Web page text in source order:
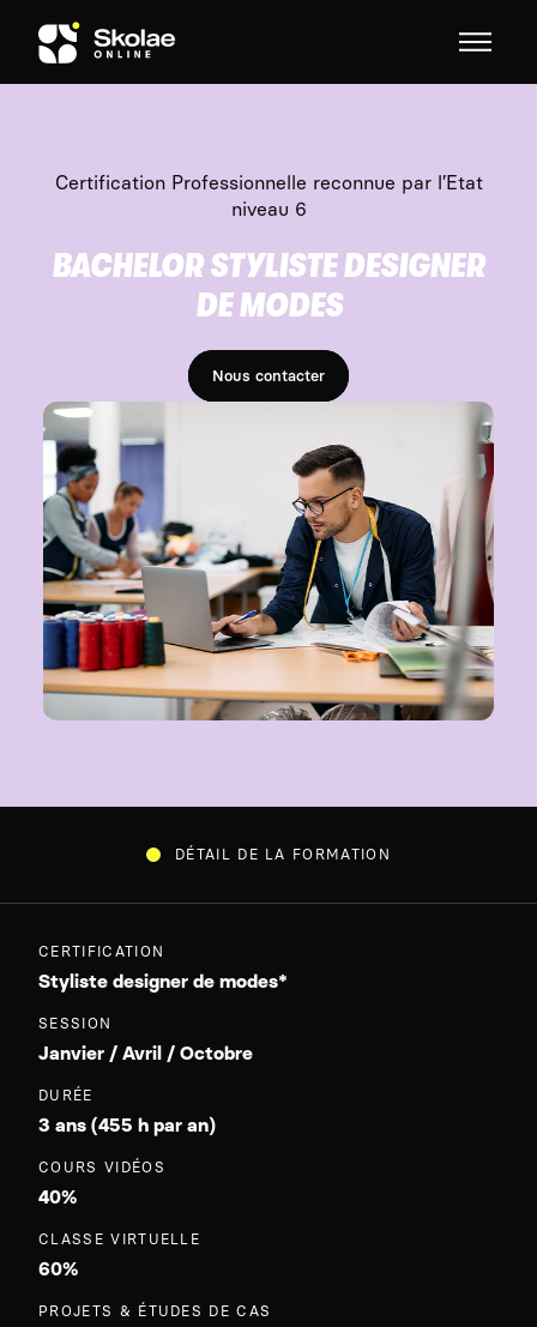
Skip to content
Certification Professionnelle reconnue par l’Etat
niveau 6
BACHELOR STYLISTE DESIGNER
DE MODES
Nous contacter
DÉTAIL DE LA FORMATION
CERTIFICATION
Styliste designer de modes*
SESSION
Janvier / Avril / Octobre
DURÉE
3 ans (455 h par an)
COURS VIDÉOS
40%
CLASSE VIRTUELLE
60%
PROJETS & ÉTUDES DE CAS